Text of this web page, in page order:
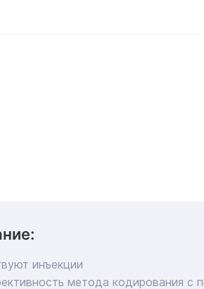
инъекции
метода кодирования с